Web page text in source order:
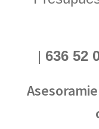
| 636 52